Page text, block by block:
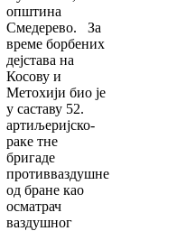
општина
Смедерево. За
време борбених
дејстава на
Косову и
Метохији био је
у саставу 52.
артиљеријско-
раке тне
бригаде
противваздушне
од бране као
осматрач
ваздушног